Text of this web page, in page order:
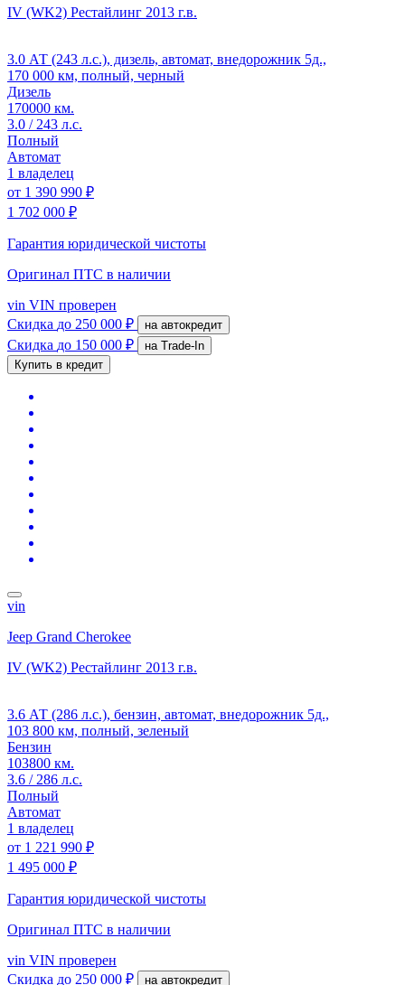
IV (WK2) Рестайлинг 2013 г.в.
3.0 АТ (243 л.с.), дизель, автомат, внедорожник 5д.,
170 000 км, полный, черный
Дизель
170000 км.
3.0 / 243 л.с.
Полный
Автомат
1 владелец
от 1 390 990 ₽
1 702 000 ₽
Гарантия юридической чистоты
Оригинал ПТС в наличии
vin VIN проверен
Скидка до 250 000 ₽ на автокредит
Скидка до 150 000 ₽
на Trade-In
Купить в кредит
vin
Jeep Grand Cherokee
IV (WK2) Рестайлинг 2013 г.в.
3.6 АТ (286 л.с.), бензин, автомат, внедорожник 5д.,
103 800 км, полный, зеленый
Бензин
103800 км.
3.6 / 286 л.с.
Полный
Автомат
1 владелец
от 1 221 990 ₽
1 495 000 ₽
Гарантия юридической чистоты
Оригинал ПТС в наличии
vin VIN проверен
Скидка до 250 000 ₽ на автокредит